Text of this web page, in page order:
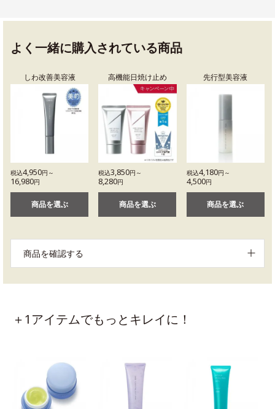
よく一緒に購入されている商品
しわ改善美容液
税込4,950円～
16,980円
商品を選ぶ
高機能日焼け止め
税込3,850円～
8,280円
商品を選ぶ
先行型美容液
税込4,180円～
4,500円
商品を選ぶ
商品を確認する
＋1アイテムでもっとキレイに！